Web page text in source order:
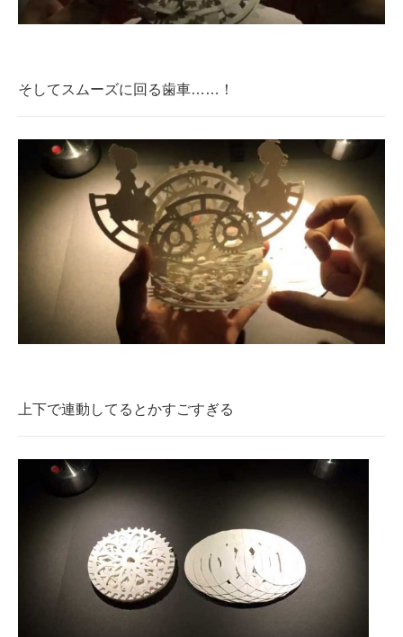
そしてスムーズに回る歯車……！
上下で連動してるとかすごすぎる